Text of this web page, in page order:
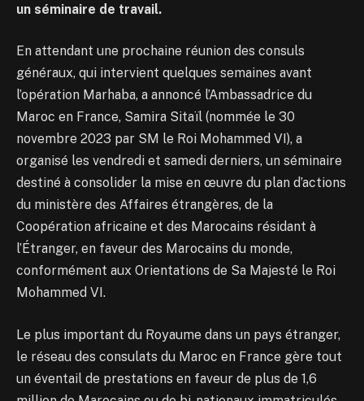
un séminaire de travail.
En attendant une prochaine réunion des consuls
généraux, qui intervient quelques semaines avant
l’opération Marhaba, a annoncé l’Ambassadrice du
Maroc en France, Samira Sitaïl (nommée le 30
novembre 2023 par SM le Roi Mohammed VI), a
organisé les vendredi et samedi derniers, un séminaire
destiné à consolider la mise en œuvre du plan d’actions
du ministère des Affaires étrangères, de la
Coopération africaine et des Marocains résidant à
l’Étranger, en faveur des Marocains du monde,
conformément aux Orientations de Sa Majesté le Roi
Mohammed VI.
Le plus important du Royaume dans un pays étranger,
le réseau des consulats du Maroc en France gère tout
un éventail de prestations en faveur de plus de 1,6